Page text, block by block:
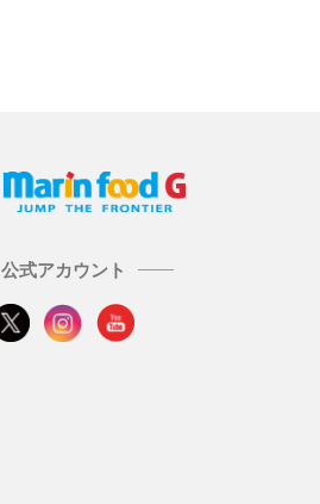
公式アカウント